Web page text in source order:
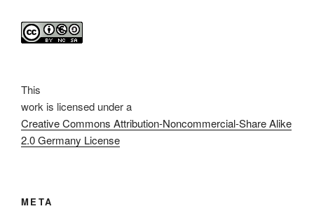
This
work is licensed under a
Creative Commons Attribution-Noncommercial-Share Alike
2.0 Germany License
META